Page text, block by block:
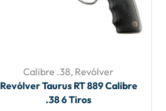
Calibre .38, Revólver
Revólver Taurus RT 889 Calibre
.38 6 Tiros